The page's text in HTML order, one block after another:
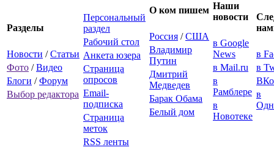
Разделы
Новости /Статьи
Фото /Видео
Блоги /Форум
Выбор редактора
Персональный
раздел
Рабочий стол
Анкета юзера
Страница
опросов
Email-
подписка
Страница
меток
RSS ленты
О ком пишем
Россия /США
Владимир
Путин
Дмитрий
Медведев
Барак Обама
Белый дом
Наши
новости
в Google
News
в Mail.ru
в
Рамблере
в
Новотеке
в
в
в